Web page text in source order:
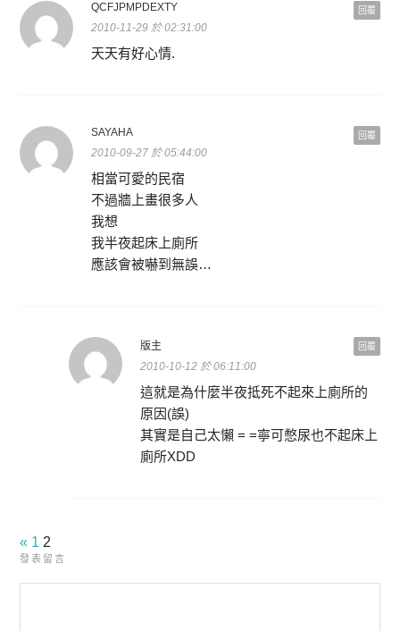
回覆
QCFJPMPDEXTY
2010-11-29 於 02:31:00
天天有好心情.
回覆
SAYAHA
2010-09-27 於 05:44:00
相當可愛的民宿
不過牆上畫很多人
我想
我半夜起床上廁所
應該會被嚇到無誤…
回覆
版主
2010-10-12 於 06:11:00
這就是為什麼半夜抵死不起來上廁所的
原因(誤)
其實是自己太懶 = =寧可憋尿也不起床上
廁所XDD
« 1 2
發表留言